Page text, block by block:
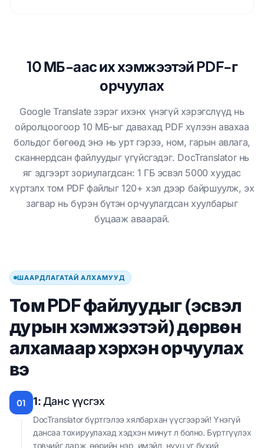
10 МБ-аас их хэмжээтэй PDF-г
орчуулах
Google Translate зэрэг ихэнх үнэгүй хэрэгслүүд нь
ойролцоогоор 10 МБ-ыг давахад PDF хүлээн авахаа
больдог бөгөөд энэ нь урт гэрээ, ном, гарын авлага,
сканнердсан файлуудыг үгүйсгэдэг. DocTranslator нь
яг эдгээрт зориулагдсан: 1 ГБ эсвэл 5000 хуудас
хүртэлх том PDF файлыг 120+ хэл дээр байршуулж, эх
загвар нь бүрэн бүтэн орчуулагдсан хуулбарыг
буцааж аваарай.
ШААРДЛАГАТАЙ АЛХАМУУД
Том PDF файлуудыг (эсвэл
дурын хэмжээтэй) дөрвөн
алхамаар хэрхэн орчуулах
вэ
01 1:Данс үүсгэх
DocTranslator бүртгэлээ хялбархан үүсгээрэй! Үнэгүй
дансаа тохируулахад хэдхэн минут л болно. Бүртгүүлэх
товчийг дарж, өөрийн нэр, имэйл, нууц үг бүхий